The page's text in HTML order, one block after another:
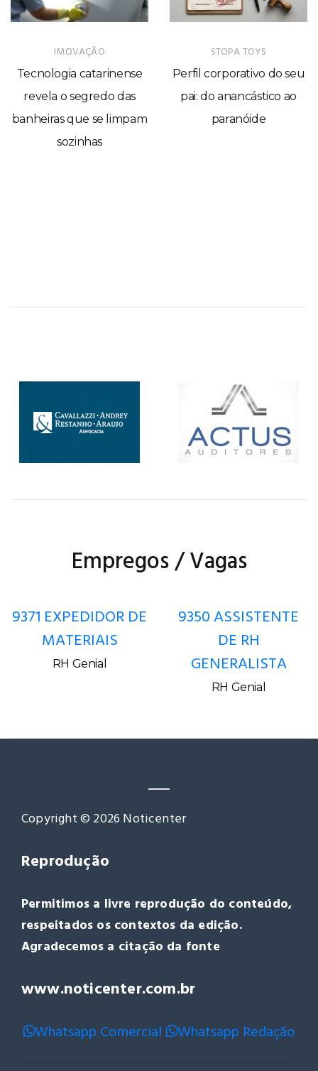
IMOVAÇÃO
Tecnologia catarinense
revela o segredo das
banheiras que se limpam
sozinhas
STOPA TOYS
Perfil corporativo do seu
pai: do anancástico ao
paranóide
Empregos / Vagas
9371 EXPEDIDOR DE
MATERIAIS
RH Genial
9350 ASSISTENTE
DE RH
GENERALISTA
RH Genial
Copyright © 2026 Noticenter
Reprodução
Permitimos a livre reprodução do conteúdo,
respeitados os contextos da edição.
Agradecemos a citação da fonte
www.noticenter.com.br
Whatsapp Comercial Whatsapp Redação